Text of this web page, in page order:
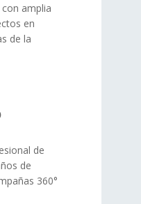
amplia
en
de la
de
de
360°